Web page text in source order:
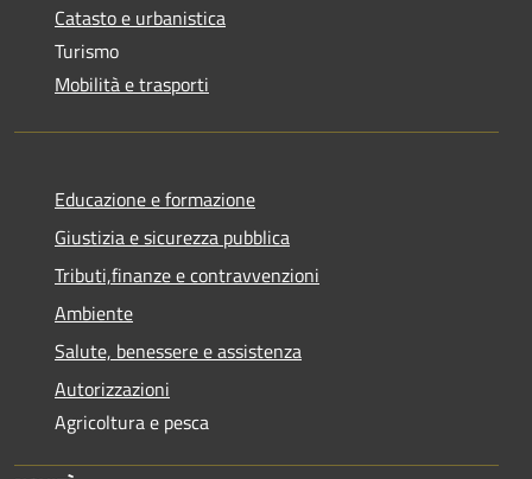
Catasto e urbanistica
Turismo
Mobilità e trasporti
Educazione e formazione
Giustizia e sicurezza pubblica
Tributi,finanze e contravvenzioni
Ambiente
Salute, benessere e assistenza
Autorizzazioni
Agricoltura e pesca